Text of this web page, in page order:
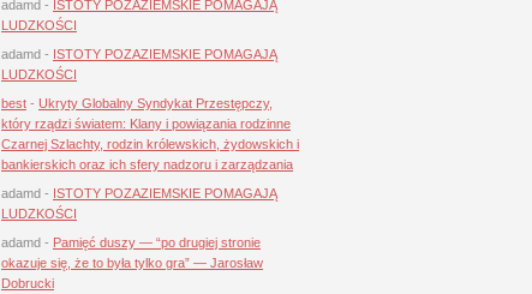
adamd - ISTOTY POZAZIEMSKIE POMAGAJĄ
LUDZKOŚCI
adamd - ISTOTY POZAZIEMSKIE POMAGAJĄ
LUDZKOŚCI
best - Ukryty Globalny Syndykat Przestępczy,
który rządzi światem: Klany i powiązania rodzinne
Czarnej Szlachty, rodzin królewskich, żydowskich i
bankierskich oraz ich sfery nadzoru i zarządzania
adamd - ISTOTY POZAZIEMSKIE POMAGAJĄ
LUDZKOŚCI
adamd - Pamięć duszy — “po drugiej stronie
okazuje się, że to była tylko gra” — Jarosław
Dobrucki